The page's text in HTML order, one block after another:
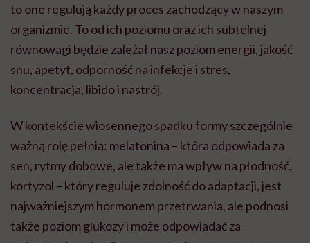
to one regulują każdy proces zachodzący w naszym
organizmie. To od ich poziomu oraz ich subtelnej
równowagi będzie zależał nasz poziom energii, jakość
snu, apetyt, odporność na infekcje i stres,
koncentracja, libido i nastrój.
W kontekście wiosennego spadku formy szczególnie
ważną rolę pełnią: melatonina – która odpowiada za
sen, rytmy dobowe, ale także ma wpływ na płodność,
kortyzol – który reguluje zdolność do adaptacji, jest
najważniejszym hormonem przetrwania, ale podnosi
także poziom glukozy i może odpowiadać za